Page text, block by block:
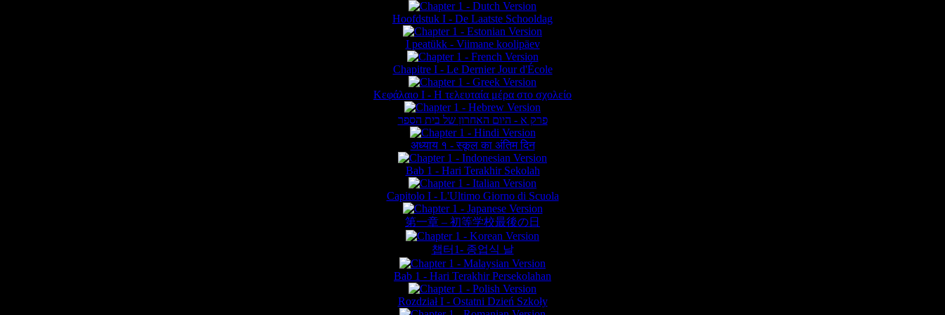
Hoofdstuk I - De Laatste Schooldag
I peatükk - Viimane koolipäev
Chapitre I - Le Dernier Jour d'École
Κεφάλαιο Ι - Η τελευταία μέρα στο σχολείο
פרק א - היום האחרון של בית הספר
अध्याय १ - स्कूल का अंतिम दिन
Bab 1 - Hari Terakhir Sekolah
Capitolo I - L'Ultimo Giorno di Scuola
第一章 – 初等学校最後の日
챕터1- 종업식 날
Bab 1 - Hari Terakhir Persekolahan
Rozdział I - Ostatni Dzień Szkoły